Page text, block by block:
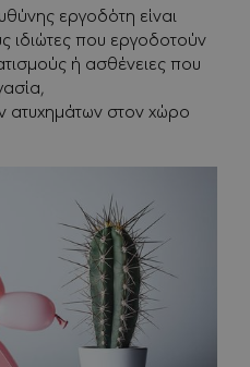
εργοδότη είναι
ιδιώτες που εργοδοτούν
ή ασθένειες που
ατυχημάτων στον χώρο